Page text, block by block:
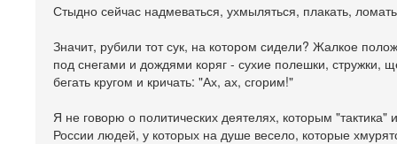
Стыдно сейчас надмеваться, ухмыляться, плакать,
Значит, рубили тот сук, на котором сидели? Жалкое
под снегами и дождями коряг - сухие полешки, стружки,
бегать кругом и кричать: "Ах, ах, сгорим!"
Я не говорю о политических деятелях, которым
России людей, у которых на душе весело, которые